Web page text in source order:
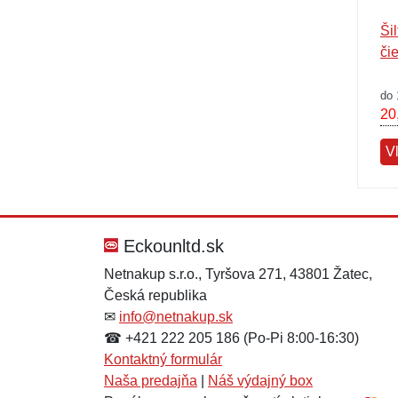
do
Eckounltd.sk
Netnakup s.r.o., Tyršova 271, 43801 Žatec,
Česká republika
✉ info@netnakup.sk
☎ +421 222 205 186 (Po-Pi 8:00-16:30)
Kontaktný formulár
Naša predajňa
Náš výdajný box